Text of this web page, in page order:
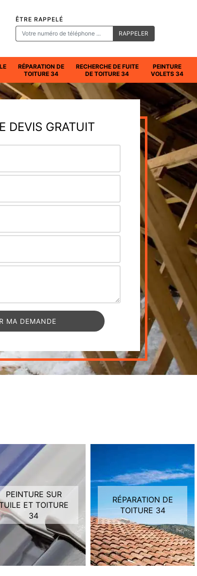
ÊTRE RAPPELÉ
RÉPARATION DE
TOITURE 34
RECHERCHE DE FUITE
DE TOITURE 34
PEINTURE
VOLETS 34
DEVIS GRATUIT
PEINTURE SUR
ET TOITURE
34
RÉPARATION DE
TOITURE 34